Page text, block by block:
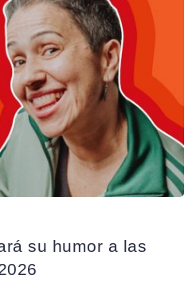
su humor a las